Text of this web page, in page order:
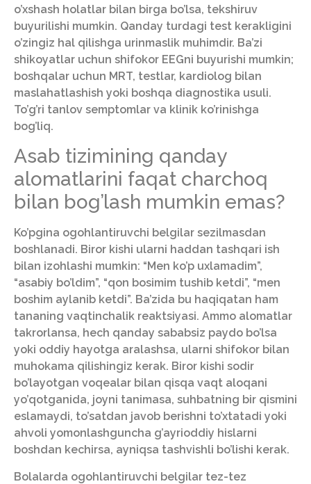
o’xshash holatlar bilan birga bo’lsa, tekshiruv
buyurilishi mumkin. Qanday turdagi test kerakligini
o’zingiz hal qilishga urinmaslik muhimdir. Ba’zi
shikoyatlar uchun shifokor EEGni buyurishi mumkin;
boshqalar uchun MRT, testlar, kardiolog bilan
maslahatlashish yoki boshqa diagnostika usuli.
To’g’ri tanlov semptomlar va klinik ko’rinishga
bog’liq.
Asab tizimining qanday
alomatlarini faqat charchoq
bilan bog’lash mumkin emas?
Ko’pgina ogohlantiruvchi belgilar sezilmasdan
boshlanadi. Biror kishi ularni haddan tashqari ish
bilan izohlashi mumkin: “Men ko’p uxlamadim”,
“asabiy bo’ldim”, “qon bosimim tushib ketdi”, “men
boshim aylanib ketdi”. Ba’zida bu haqiqatan ham
tananing vaqtinchalik reaktsiyasi. Ammo alomatlar
takrorlansa, hech qanday sababsiz paydo bo’lsa
yoki oddiy hayotga aralashsa, ularni shifokor bilan
muhokama qilishingiz kerak. Biror kishi sodir
bo’layotgan voqealar bilan qisqa vaqt aloqani
yo’qotganida, joyni tanimasa, suhbatning bir qismini
eslamaydi, to’satdan javob berishni to’xtatadi yoki
ahvoli yomonlashguncha g’ayrioddiy hislarni
boshdan kechirsa, ayniqsa tashvishli bo’lishi kerak.
Bolalarda ogohlantiruvchi belgilar tez-tez